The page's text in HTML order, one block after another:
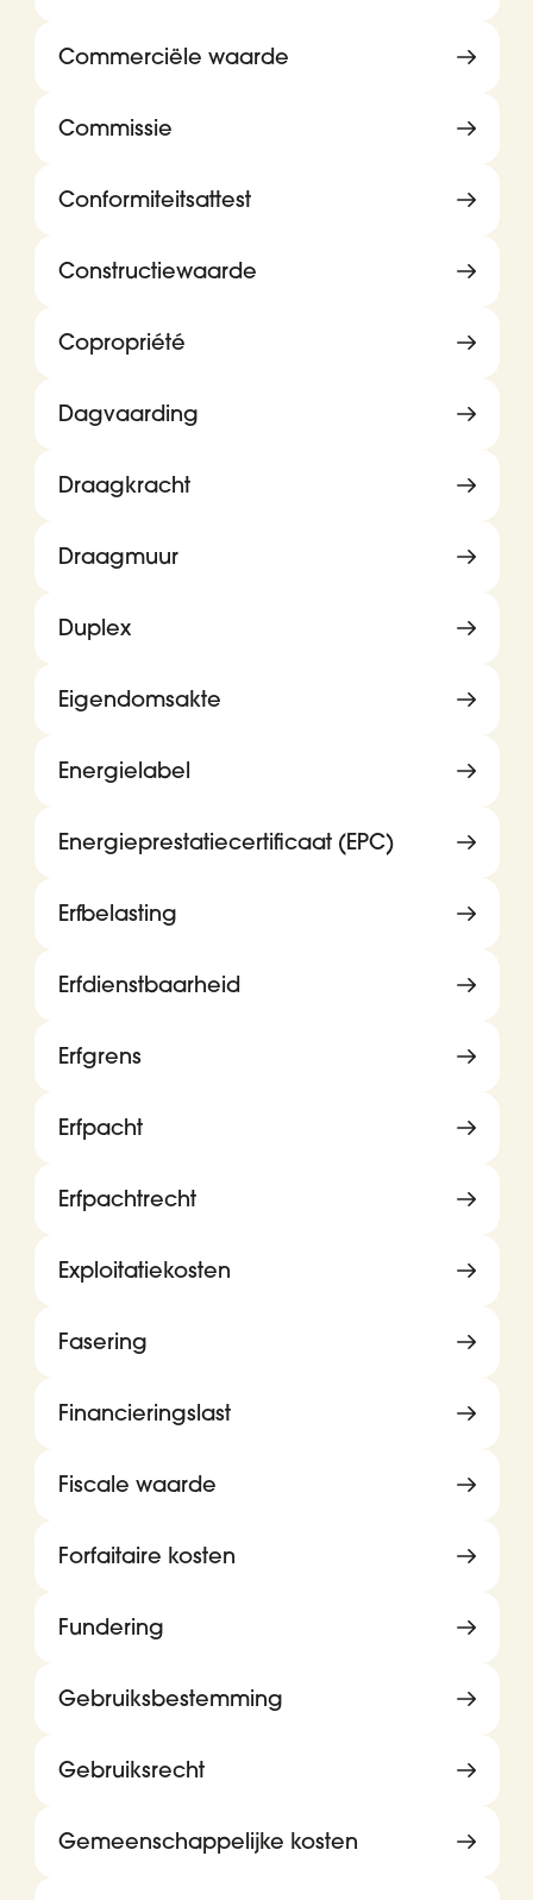
Commerciële waarde
Commissie
Conformiteitsattest
Constructiewaarde
Copropriété
Dagvaarding
Draagkracht
Draagmuur
Duplex
Eigendomsakte
Energielabel
Energieprestatiecertificaat (EPC)
Erfbelasting
Erfdienstbaarheid
Erfgrens
Erfpacht
Erfpachtrecht
Exploitatiekosten
Fasering
Financieringslast
Fiscale waarde
Forfaitaire kosten
Fundering
Gebruiksbestemming
Gebruiksrecht
Gemeenschappelijke kosten